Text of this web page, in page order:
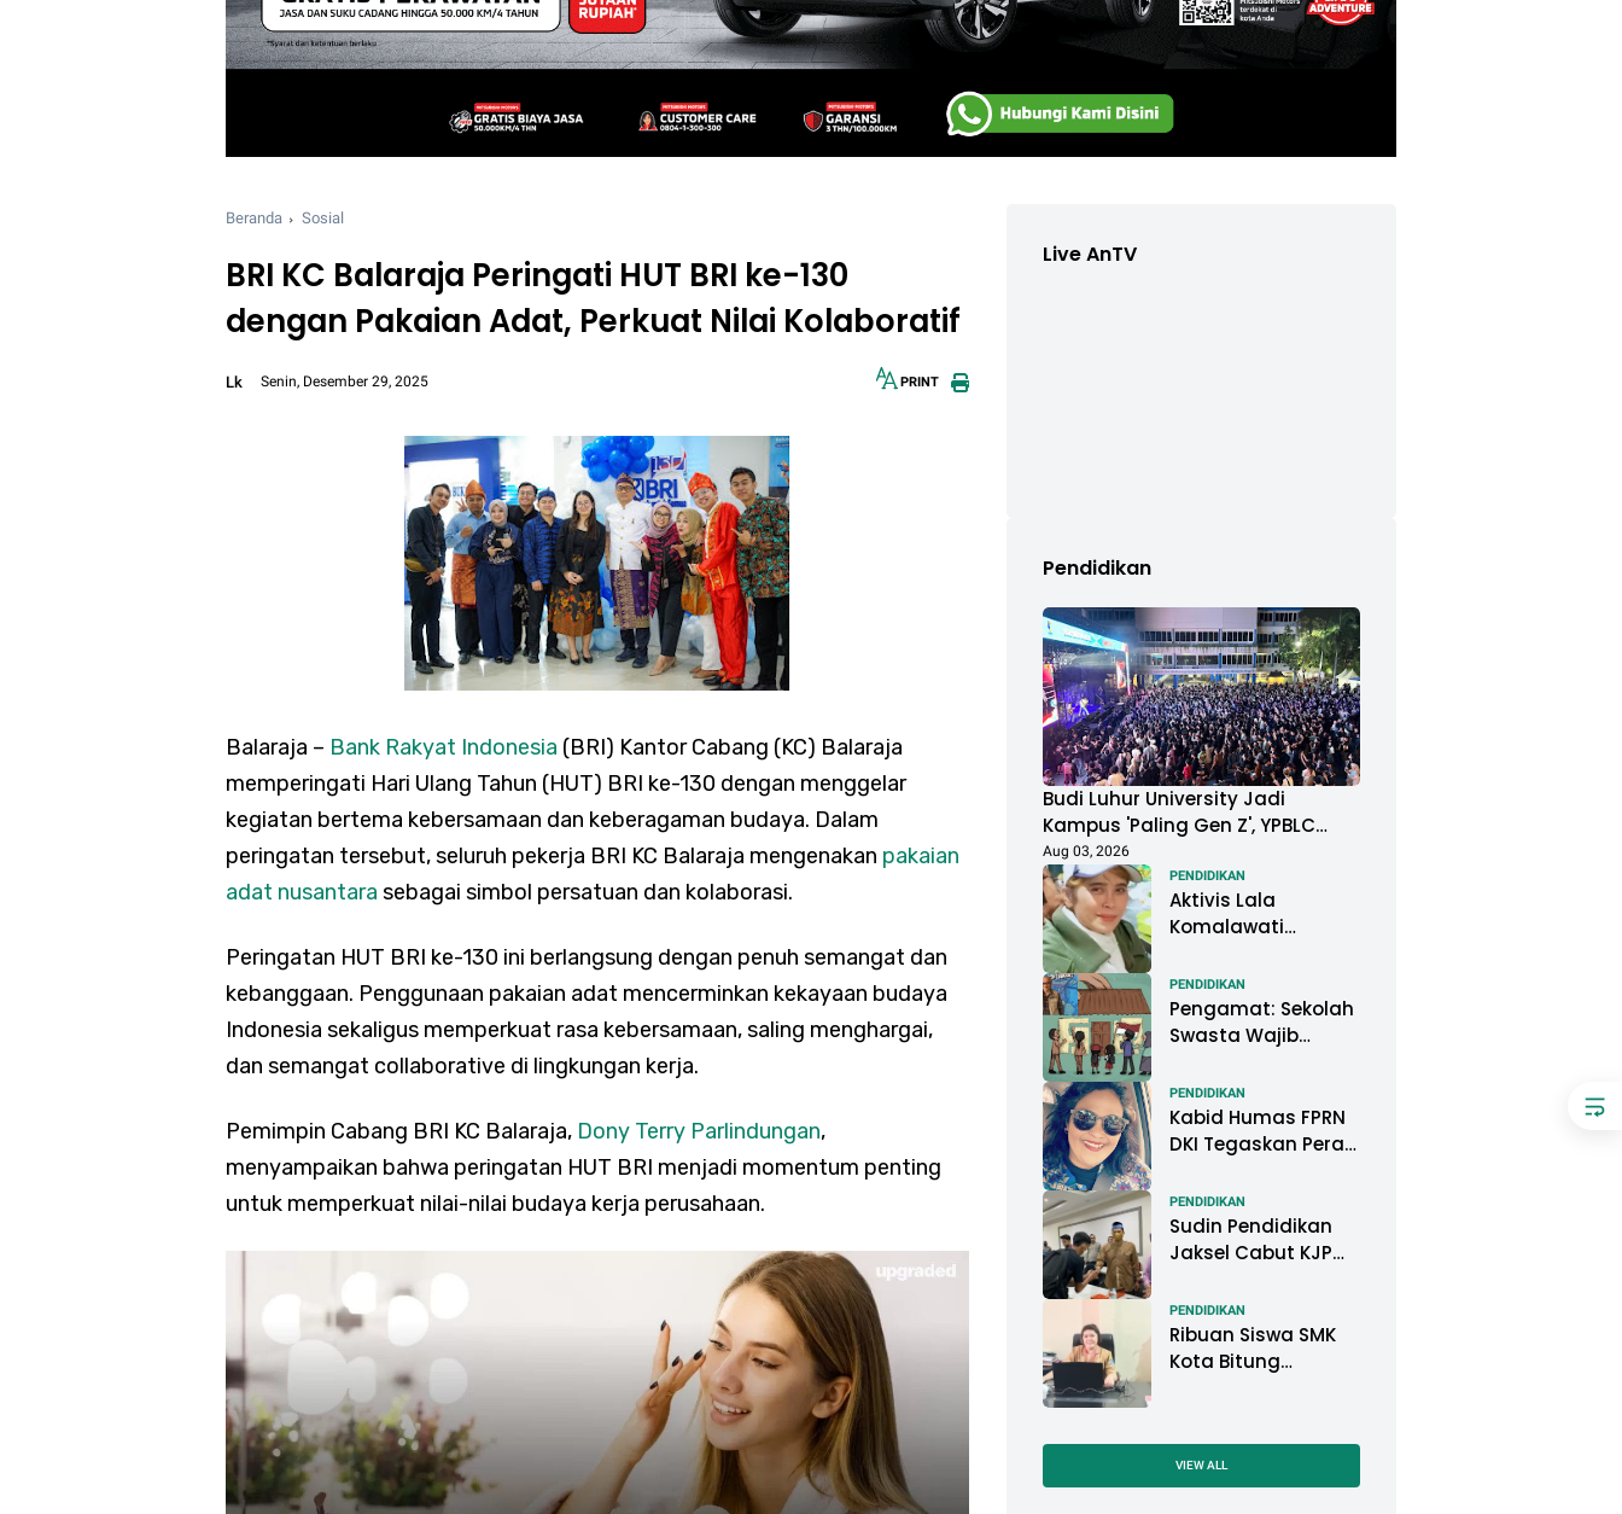
Beranda Sosial
BRI KC Balaraja Peringati HUT BRI ke-130
dengan Pakaian Adat, Perkuat Nilai Kolaboratif
Lk Senin, Desember 29, 2025 PRINT
Balaraja – Bank Rakyat Indonesia (BRI) Kantor Cabang (KC) Balaraja
memperingati Hari Ulang Tahun (HUT) BRI ke-130 dengan menggelar
kegiatan bertema kebersamaan dan keberagaman budaya. Dalam
peringatan tersebut, seluruh pekerja BRI KC Balaraja mengenakan pakaian
adat nusantara sebagai simbol persatuan dan kolaborasi.
Peringatan HUT BRI ke-130 ini berlangsung dengan penuh semangat dan
kebanggaan. Penggunaan pakaian adat mencerminkan kekayaan budaya
Indonesia sekaligus memperkuat rasa kebersamaan, saling menghargai,
dan semangat collaborative di lingkungan kerja.
Pemimpin Cabang BRI KC Balaraja, Dony Terry Parlindungan,
menyampaikan bahwa peringatan HUT BRI menjadi momentum penting
untuk memperkuat nilai-nilai budaya kerja perusahaan.
Live AnTV
Pendidikan
Budi Luhur University Jadi
Kampus 'Paling Gen Z', YPBLC
Dukung Mahasiswa Gelar
Festival Musik Berkapasitas
Ribuan Penonton
Aug 03, 2026
PENDIDIKAN
Aktivis Lala
Komalawati
Mariana: Jangan
Abaikan Psikologis
Anak di Tengah
PENDIDIKAN
Pengamat: Sekolah
Swasta Wajib
Pemkot Pontianak
PENDIDIKAN
Kabid Humas FPRN
DKI Tegaskan Peran
Pendidikan Tangani
Kasus
Perundungan
PENDIDIKAN
Sudin Pendidikan
Jaksel Cabut KJP
Langgar Konvensi
Hak Anak
PENDIDIKAN
Ribuan Siswa SMK
Kota Bitung
Ajaran 2022-2023
VIEW ALL